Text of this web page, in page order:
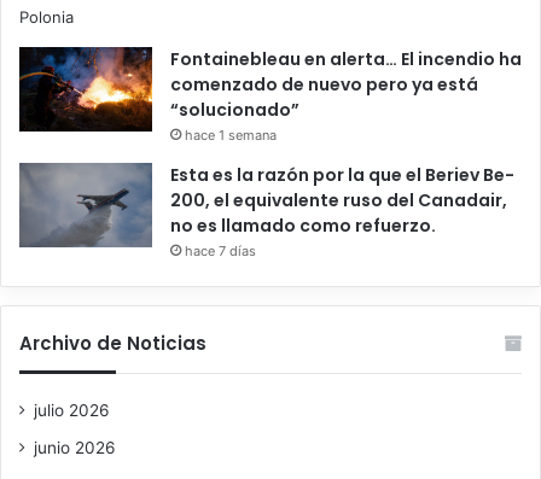
Fontainebleau en alerta… El incendio ha
comenzado de nuevo pero ya está
“solucionado”
hace 1 semana
Esta es la razón por la que el Beriev Be-
200, el equivalente ruso del Canadair,
no es llamado como refuerzo.
hace 7 días
Archivo de Noticias
julio 2026
junio 2026